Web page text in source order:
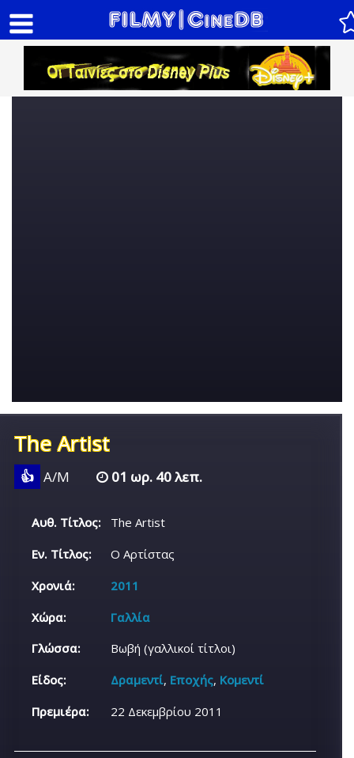
The Artist
👍 Α/Μ 01 ωρ. 40 λεπ.
Αυθ. Τίτλος:
The Artist
Εν. Τίτλος:
Ο Αρτίστας
Χρονιά:
2011
Χώρα:
Γαλλία
Γλώσσα:
Βωβή (γαλλικοί τίτλοι)
Είδος:
Δραμεντί, Εποχής, Κομεντί
Πρεμιέρα:
22 Δεκεμβρίου 2011